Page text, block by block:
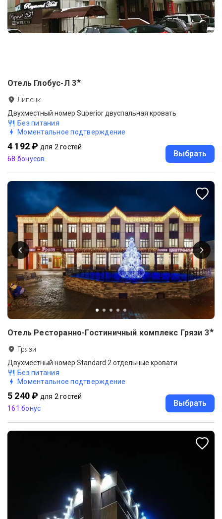
Отель Глобус-Л 3★
Липецк
Двухместный номер Superior двуспальная кровать
Без питания
Моментальное подтверждение
4 192 ₽ для 2 гостей
68 бонусов
Выбрать
Отель Ресторанно-Гостиничный комплекс Грязи 3★
Грязи
Двухместный номер Standard 2 отдельные кровати
Без питания
Моментальное подтверждение
5 240 ₽ для 2 гостей
161 бонус
Выбрать